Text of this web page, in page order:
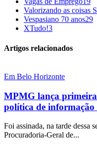
Valorizando as coisas
Vespasiano 70 anos29
XTudo!3
Artigos relacionados
Em Belo Horizonte
MPMG lança
política de
Foi assinada, na tarde dessa
Procuradoria-Geral de...